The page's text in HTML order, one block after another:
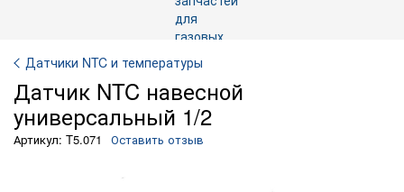
Датчики NTC и температуры
Датчик NTC навесной
универсальный 1/2
Артикул: T5.071 Оставить отзыв